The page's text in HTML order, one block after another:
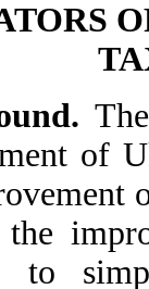
of
the
to